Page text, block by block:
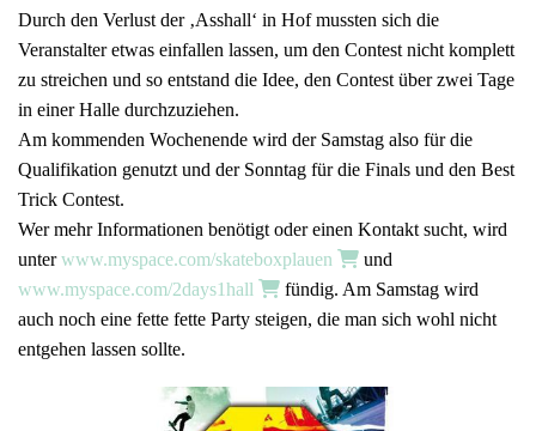
Durch den Verlust der ‚Asshall‘ in Hof mussten sich die
Veranstalter etwas einfallen lassen, um den Contest nicht komplett
zu streichen und so entstand die Idee, den Contest über zwei Tage
in einer Halle durchzuziehen.
Am kommenden Wochenende wird der Samstag also für die
Qualifikation genutzt und der Sonntag für die Finals und den Best
Trick Contest.
Wer mehr Informationen benötigt oder einen Kontakt sucht, wird
unterwww.myspace.com/skateboxplauen
und
www.myspace.com/2days1hall
fündig. Am Samstag wird
auch noch eine fette fette Party steigen, die man sich wohl nicht
entgehen lassen sollte.